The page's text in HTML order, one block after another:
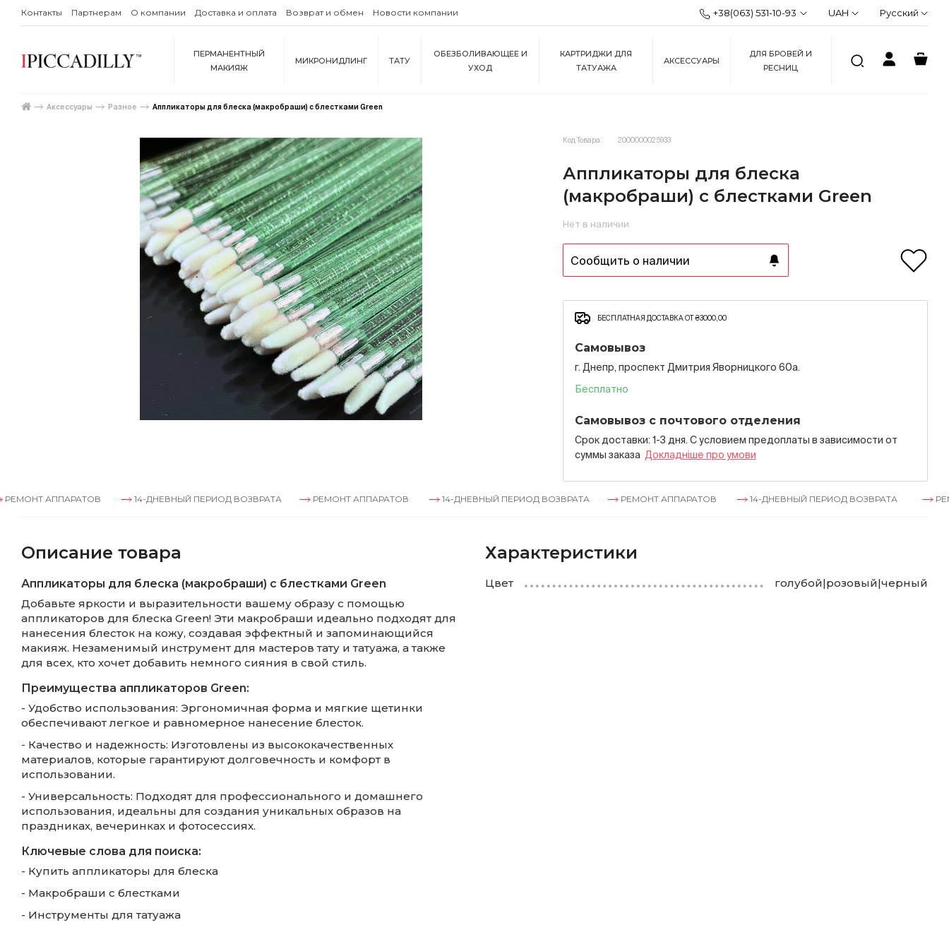
Контакты Партнерам О компании Доставка и оплата Возврат и обмен Новости компании +38(063) 531-10-93 UAH Русский
ПЕРМАНЕНТНЫЙ
МАКИЯЖ
МИКРОНИДЛИНГ ТАТУ
ОБЕЗБОЛИВАЮЩЕЕ И
УХОД
КАРТРИДЖИ ДЛЯ
ТАТУАЖА
АКСЕССУАРЫ
ДЛЯ БРОВЕЙ И
РЕСНИЦ
Аксессуары Разное Аппликаторы для блеска (макробраши) с блестками Green
Код Товара: 2000000025933
Аппликаторы для блеска
(макробраши) с блестками Green
Нет в наличии
Сообщить о наличии
БЕСПЛАТНАЯ ДОСТАВКА ОТ ₴3000,00
Самовывоз
г. Днепр, проспект Дмитрия Яворницкого 60а.
Бесплатно
Самовывоз с почтового отделения
Срок доставки: 1-3 дня. С условием предоплаты в зависимости от
суммы заказа Докладнiше про умови
14-ДНЕВНЫЙ ПЕРИОД ВОЗВРАТА РЕМОНТ АППАРАТОВ 14-ДНЕВНЫЙ ПЕРИОД ВОЗВРАТА РЕМОНТ АППАРАТОВ 14-ДНЕВНЫЙ ПЕРИОД ВОЗВРАТА РЕМОНТ
Описание товара
Аппликаторы для блеска (макробраши) с блестками Green
Добавьте яркости и выразительности вашему образу с помощью
аппликаторов для блеска Green! Эти макробраши идеально подходят для
нанесения блесток на кожу, создавая эффектный и запоминающийся
макияж. Незаменимый инструмент для мастеров тату и татуажа, а также
для всех, кто хочет добавить немного сияния в свой стиль.
Преимущества аппликаторов Green:
- Удобство использования: Эргономичная форма и мягкие щетинки
обеспечивают легкое и равномерное нанесение блесток.
- Качество и надежность: Изготовлены из высококачественных
материалов, которые гарантируют долговечность и комфорт в
использовании.
- Универсальность: Подходят для профессионального и домашнего
использования, идеальны для создания уникальных образов на
праздниках, вечеринках и фотосессиях.
Ключевые слова для поиска:
- Купить аппликаторы для блеска
- Макробраши с блестками
- Инструменты для татуажа
Характеристики
Цвет голубой|розовый|черный